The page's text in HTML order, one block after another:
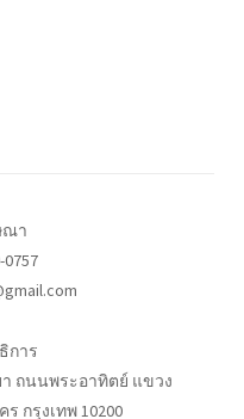
ณา
0757
การ
ถนนพระอาทิตย์ แขวง
กรุงเทพ 10200